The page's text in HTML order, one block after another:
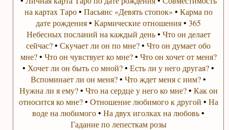
на картах Таро• Пасьянс «Девять стопок» • Карма по
дате рождения•Кармические отношения•365
Небесных посланий на каждый день• Что он делает
сейчас?•Скучает ли он по мне?•Что он думает обо
мне?• Что он чувствует ко мне?• Что он хочет от меня?
• Хочет ли он быть со мной?•Есть ли у него другая?•
Вспоминает ли он меня?•Что ждет меня с ним?•
Нужна ли я ему?• Что на сердце у него ко мне?• Как он
относится ко мне?• Отношение любимого к другой • На
воде на любимого•На двух иголках на любовь•
Гадание по лепесткам розы